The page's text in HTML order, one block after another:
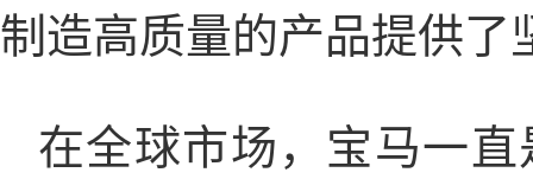
制造高质量的产品提供了
在全球市场，宝马一